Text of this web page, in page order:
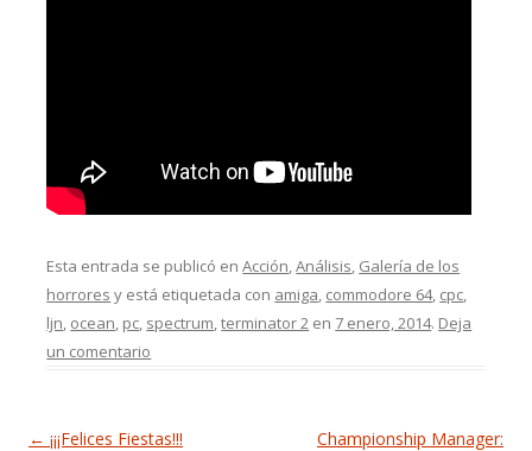
Esta entrada se publicó enAcción,Análisis, Galería de los
horrores y está etiquetada con amiga, commodore 64, cpc,
ljn, ocean, pc, spectrum,terminator 2 en 7 enero, 2014. Deja
un comentario
Navegación de entradas
← ¡¡¡Felices Fiestas!!!
Championship Manager: